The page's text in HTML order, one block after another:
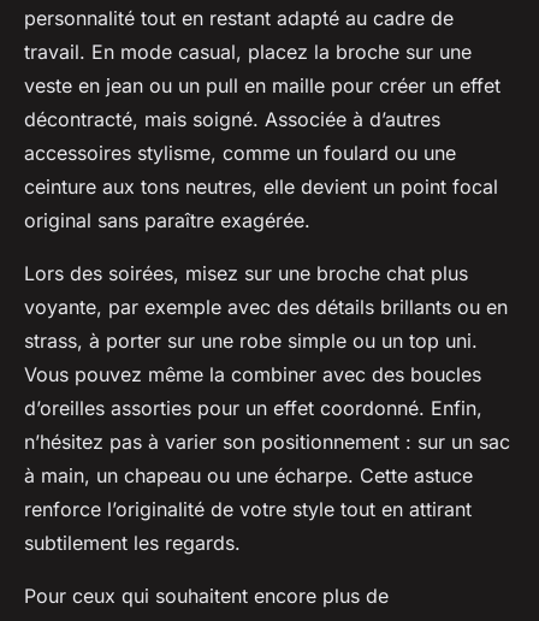
personnalité tout en restant adapté au cadre de
travail. En mode casual, placez la broche sur une
veste en jean ou un pull en maille pour créer un effet
décontracté, mais soigné. Associée à d’autres
accessoires stylisme, comme un foulard ou une
ceinture aux tons neutres, elle devient un point focal
original sans paraître exagérée.
Lors des soirées, misez sur une broche chat plus
voyante, par exemple avec des détails brillants ou en
strass, à porter sur une robe simple ou un top uni.
Vous pouvez même la combiner avec des boucles
d’oreilles assorties pour un effet coordonné. Enfin,
n’hésitez pas à varier son positionnement : sur un sac
à main, un chapeau ou une écharpe. Cette astuce
renforce l’originalité de votre style tout en attirant
subtilement les regards.
Pour ceux qui souhaitent encore plus de